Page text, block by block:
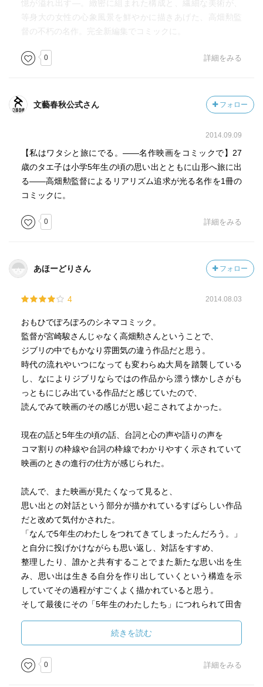
憶が溢れ出す―。緻密に組まれた構成と、繊細な美術が、
等身大の女性の心象風景を鮮やかに描きあげた、高畑勲監
督の不朽の名作。完全新編集でコミックに。
0 詳細をみる
文藝春秋公式さん フォロー
2014.09.09
【私はワタシと旅にでる。――名作映画をコミックで】27
歳のタエ子は小学5年生の頃の思い出とともに山形へ旅に出
る――高畑勲監督によるリアリズム追求が光る名作を1冊の
コミックに。
0 詳細をみる
あほーどりさん フォロー
4 2014.08.03
おもひでぽろぽろのシネマコミック。
監督が宮崎駿さんじゃなく高畑勲さんということで、
ジブリの中でもかなり雰囲気の違う作品だと思う。
時代の流れやいつになっても変わらぬ大局を踏襲している
し、なによりジブリならではの作品から漂う懐かしさがも
っともにじみ出ている作品だと感じていたので、
読んでみて映画のその感じが思い起こされてよかった。
現在の話と5年生の頃の話、台詞と心の声や語りの声を
コマ割りの枠線や台詞の枠線でわかりやすく示されていて
映画のときの進行の仕方が感じられた。
読んで、また映画が見たくなって見ると、
思い出との対話という部分が描かれているすばらしい作品
だと改めて気付かされた。
「なんで5年生のわたしをつれてきてしまったんだろう。」
と自分に投げかけながらも思い返し、対話をすすめ、
整理したり、誰かと共有することでまた新たな思い出を生
み、思い出は生きる自分を作り出していくという構造を示
していてその過程がすごくよく描かれていると思う。
そして最後にその「5年生のわたしたち」につれられて田舎
続きを読む
0 詳細をみる